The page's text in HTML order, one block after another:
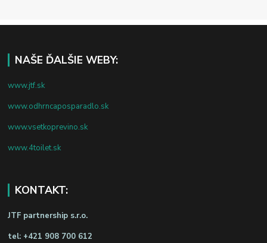
NAŠE ĎALŠIE WEBY:
www.jtf.sk
www.odhrncaposparadlo.sk
www.vsetkoprevino.sk
www.4toilet.sk
KONTAKT:
JTF partnership s.r.o.
tel: +421 908 700 612